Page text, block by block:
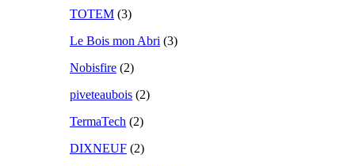
TOTEM (3)
Le Bois mon Abri (3)
Nobisfire (2)
piveteaubois (2)
TermaTech (2)
DIXNEUF (2)